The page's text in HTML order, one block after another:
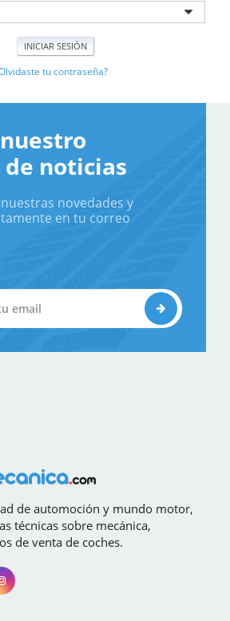
tu contraseña?
noticias
novedades y
en tu correo
de automoción y mundo motor,
técnicas sobre mecánica,
de venta de coches.